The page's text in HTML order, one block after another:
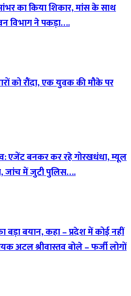
का किया शिकार, मांस के साथ
विभाग ने पकड़ा….
को रौंदा, एक युवक की मौके पर
एजेंट बनकर कर रहे गोरखधंधा, म्यूल
जांच में जुटी पुलिस….
बड़ा बयान, कहा – प्रदेश में कोई नहीं
अटल श्रीवास्तव बोले – फर्जी लोगों